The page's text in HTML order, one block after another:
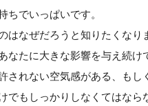
ちでいっぱいです。
なぜだろうと知りたくなり
なたに大きな影響を与え続け
されない空気感がある、もし
でもしっかりしなくてはなら